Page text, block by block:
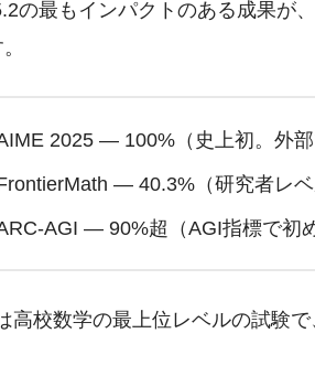
の最もインパクトのある成果が
2025 — 100%（史上初。外部
— 40.3%（研究者レベ
AGI — 90%超（AGI指標で初
高校数学の最上位レベルの試験